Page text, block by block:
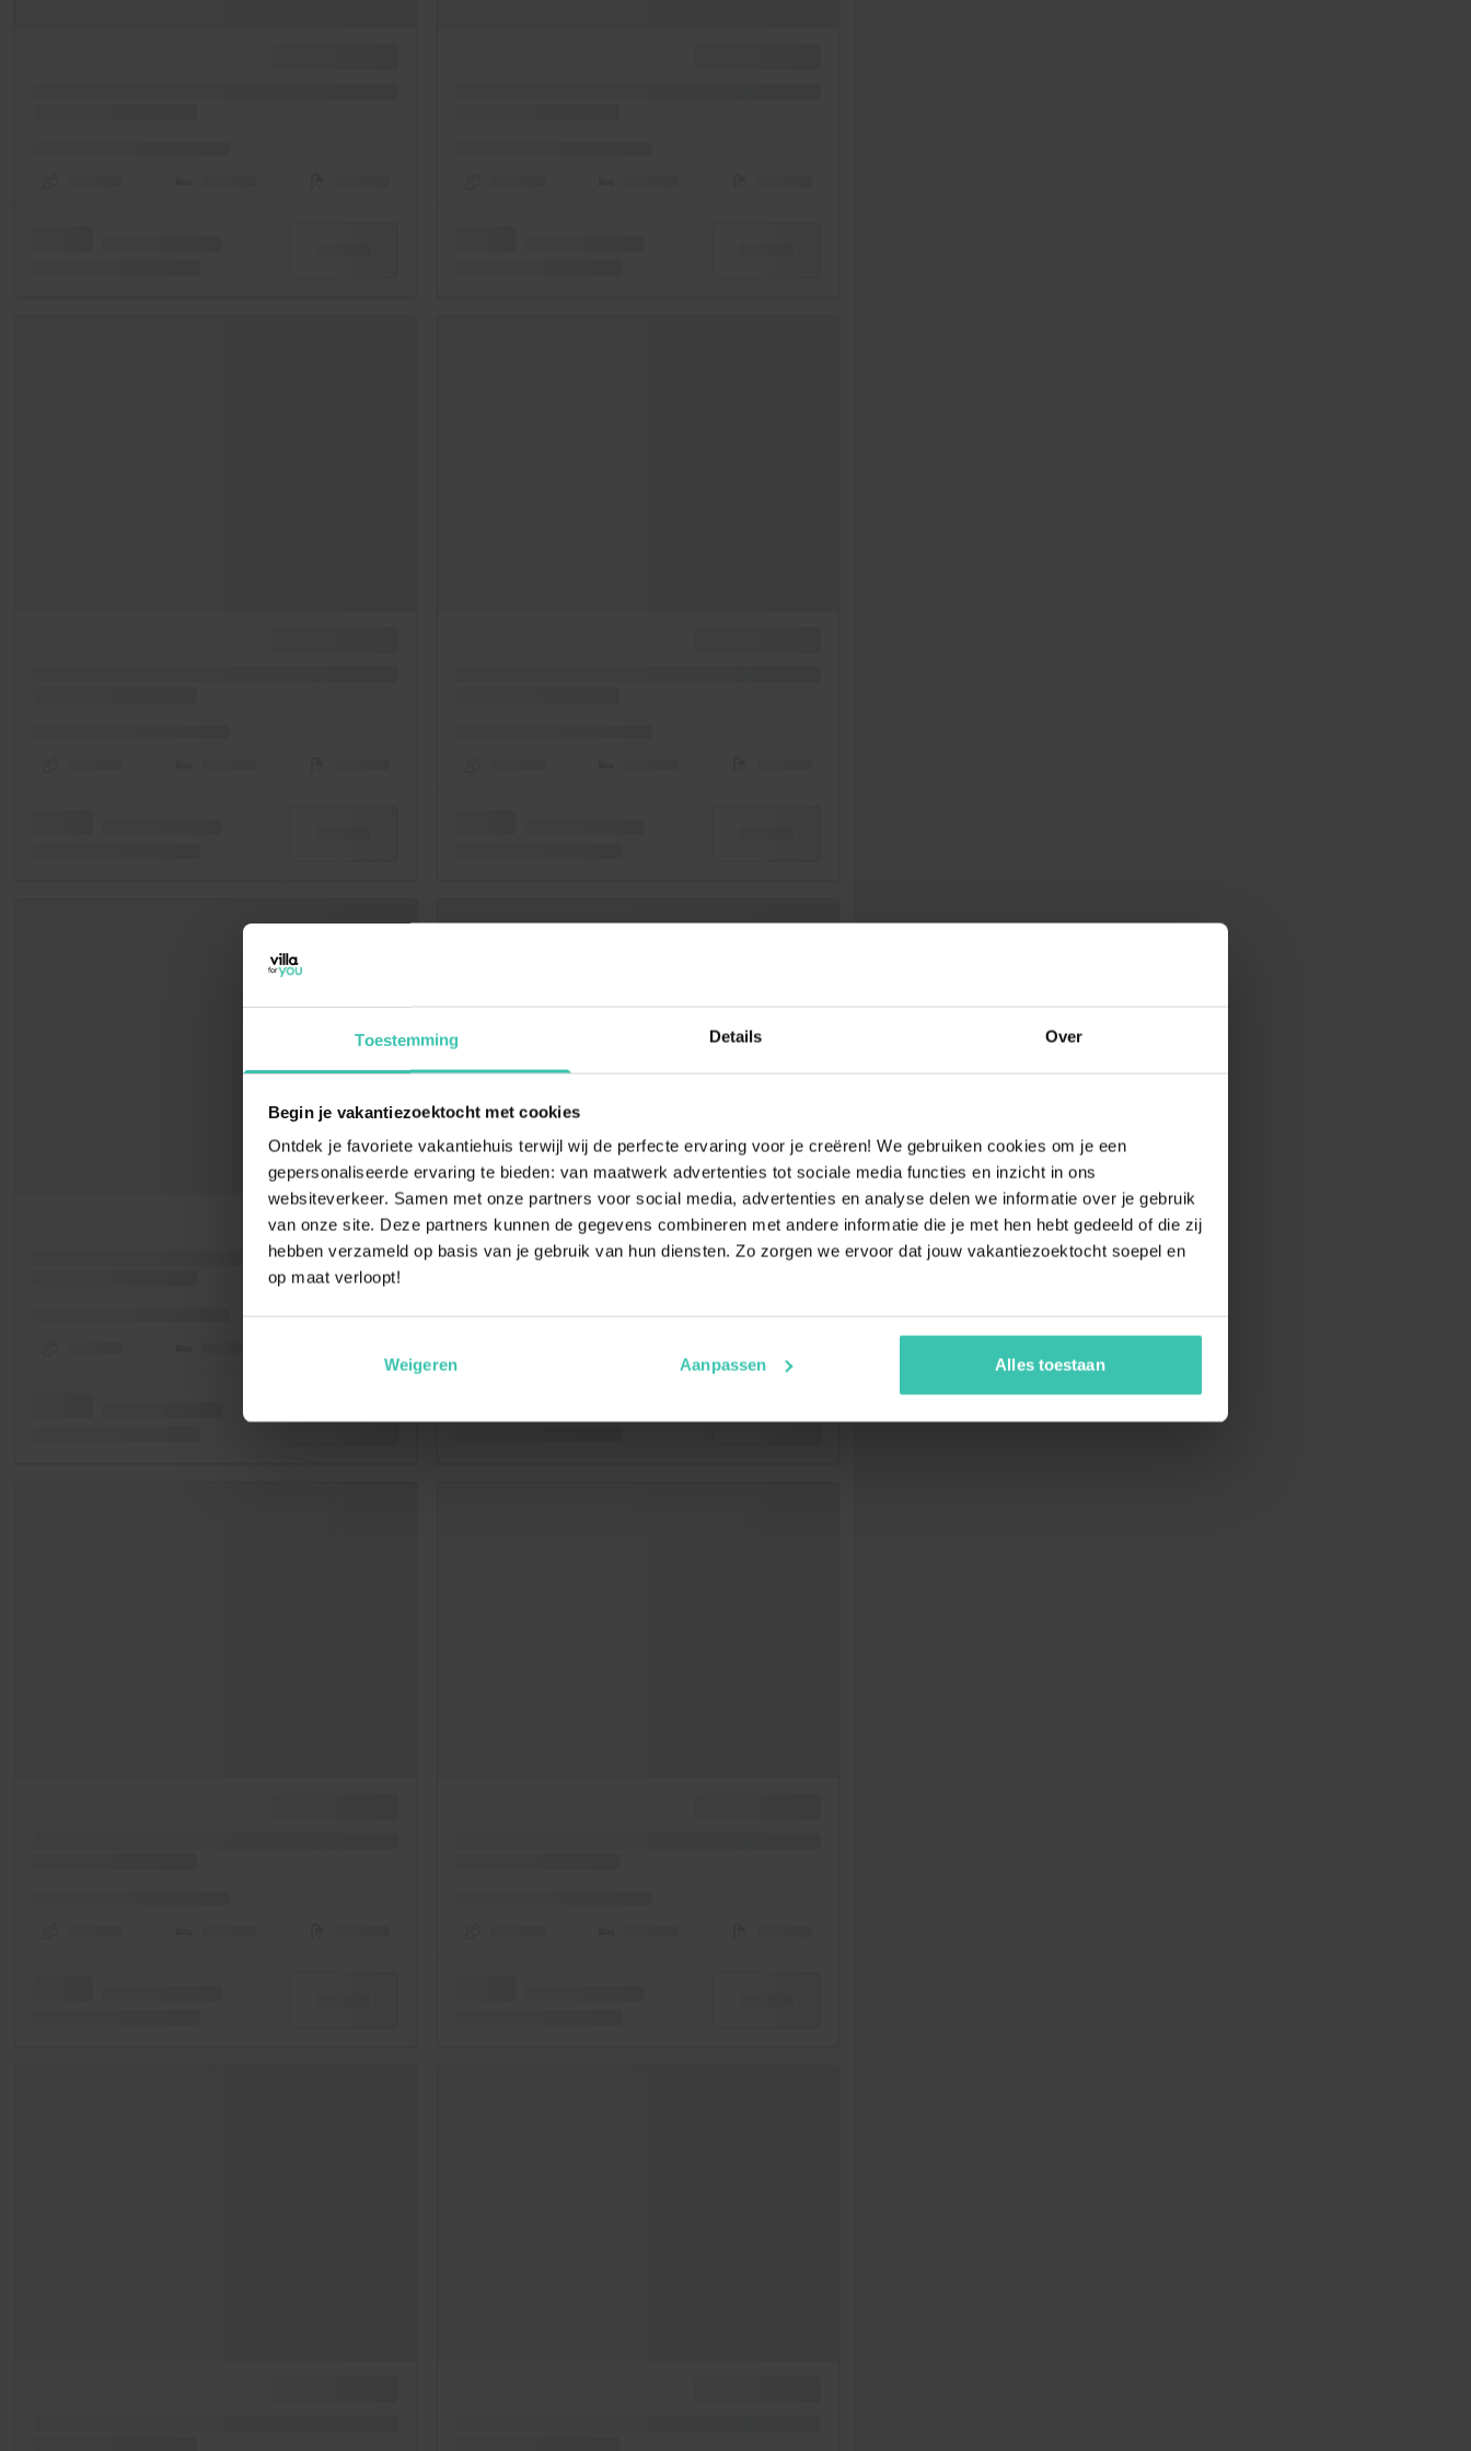
Toestemming Details Over
Begin je vakantiezoektocht met cookies
Ontdek je favoriete vakantiehuis terwijl wij de perfecte ervaring voor je creëren! We gebruiken cookies om je een
gepersonaliseerde ervaring te bieden: van maatwerk advertenties tot sociale media functies en inzicht in ons
websiteverkeer. Samen met onze partners voor social media, advertenties en analyse delen we informatie over je gebruik
van onze site. Deze partners kunnen de gegevens combineren met andere informatie die je met hen hebt gedeeld of die zij
hebben verzameld op basis van je gebruik van hun diensten. Zo zorgen we ervoor dat jouw vakantiezoektocht soepel en
op maat verloopt!
Weigeren Aanpassen Alles toestaan